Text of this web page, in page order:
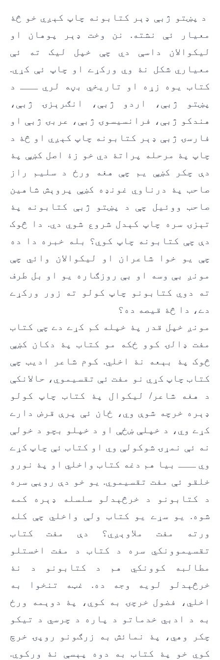
د پښتو ژبې ډېر کتابونه چاپ کېږي خو څۀ
معيار ئې نشته. نن وخت ډېر پوهان او
ليکوالان داسې دي چې خپل ليک ته ئې
معياري شکل نۀ وي ورکړے او چاپ ئې کړي.
کتاب يوه زړه او تاريخي بڼه لري ـــ د
پښتو ژ‌بې، اردو ژبې، انګرېزۍ ژبې،
هندکو ژبې، فرانسیسوۍ ژبې، عربۍ ژبې او
فارسۍ ژبې ډېر کتابونه چاپ کېږي او څۀ د
چاپ پۀ مرحله پراتۀ دي خو زۀ اصل کښې پۀ
دې چکر کښې يم چې هغه ورځ د سليم راز
صاحب پۀ درناوي غونډه کښې پروېش شاهين
صاحب ووئیل چې د پښتو ژبې کتابونه پۀ
تېزۍ سره چاپ کېدل شروع شوي دي. دا څوک
دې چې کتابونه چاپ کوي؟ بله خبره دا ده
چې يو خوا شاعران او ليکوالان وائي چې
مونږ بې وسه او بې روزګاره يو او بل طرف
ته دوي کتابونو چاپ کولو ته زور ورکړے
دے، دا څۀ قيصه ده؟
مونږ خپل قدر پۀ خپله کم کړے دے چې کتاب
مفت ډالۍ کوو ځکه مو کتاب پۀ دکان کښې
څوک پۀ بېعه نۀ اخلي. کوم شاعر ادیب چې
کتاب چاپ کړي نو مفت ئې تقسیموي، حالانکې
د هغه شاعر/ ليکوال پۀ کتاب چاپ کولو
ډېره خرچه شوې وي، ځان ئې پرې قرض دارے
کړے وي، د خپلې ښځې او د خپلو بچو د خولې
نه ئې نمړۍ شوکولې وي او کتاب ئې چاپ کړے
وي ـــ بیا هم دغه کتاب واخلي او پۀ نورو
خلقو ئې مفت تقسیموي. یو خو دې رویې سره
د کتابونو د خرڅېدلو سلسله ډېره کمه
شوه. یو سړے یو کتاب ولې واخلي چې کله
ورته مفت ملاوېږي؟ دې مفت کتاب
تقسیموونکي سره د کتاب د مفت اخستلو
مطالبه کوونکي هم د کتابونو د نۀ
خرڅېدلو لویه وجه ده. غټه تنخوا به
اخلي، فضول خرچۍ به کوي، پۀ دوېمه ورځ
به د ادبي خدماتو د پاره د چرسي د تیکو
چکر وهي، پۀ نمائش به زرګونو روپۍ خرچ
کوي خو پۀ کتاب به دوه پېسې نۀ ورکوي.